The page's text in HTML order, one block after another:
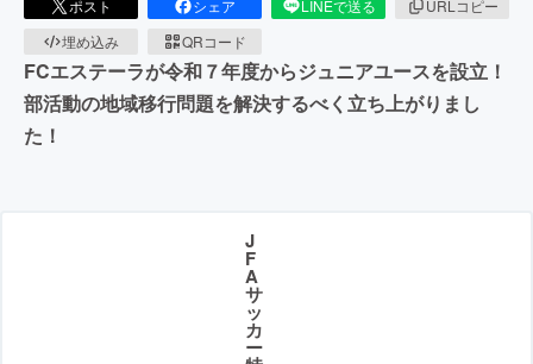
ポスト シェア LINEで送る
URLコピー
埋め込み
QRコード
FCエステーラが令和７年度からジュニアユースを設立！
部活動の地域移行問題を解決するべく立ち上がりまし
た！
J
F
A
サ
ッ
カ
ー